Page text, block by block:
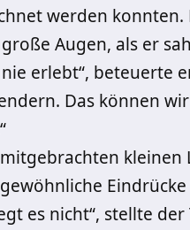
werden konnten.
Augen, als er
erlebt“, beteuerte
Das können
es nicht“, stellte